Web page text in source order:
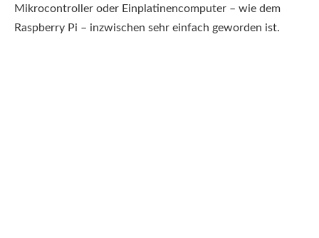
Mikrocontroller oder Einplatinencomputer – wie dem
Raspberry Pi – inzwischen sehr einfach geworden ist.